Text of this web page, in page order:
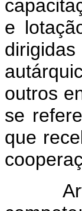
e
outros
se
que
Art.